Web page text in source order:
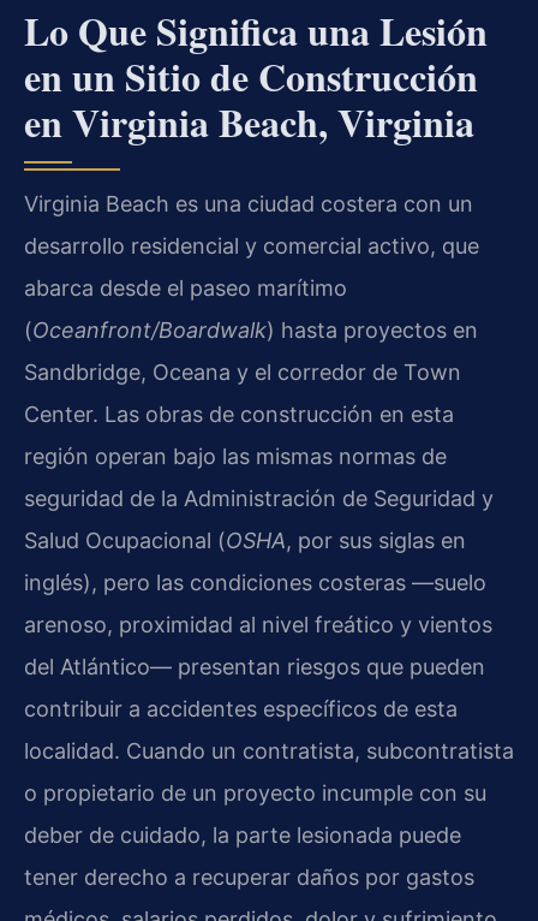
Lo Que Significa una Lesión
en un Sitio de Construcción
en Virginia Beach, Virginia
Virginia Beach es una ciudad costera con un
desarrollo residencial y comercial activo, que
abarca desde el paseo marítimo
(Oceanfront/Boardwalk) hasta proyectos en
Sandbridge, Oceana y el corredor de Town
Center. Las obras de construcción en esta
región operan bajo las mismas normas de
seguridad de la Administración de Seguridad y
Salud Ocupacional (OSHA, por sus siglas en
inglés), pero las condiciones costeras —suelo
arenoso, proximidad al nivel freático y vientos
del Atlántico— presentan riesgos que pueden
contribuir a accidentes específicos de esta
localidad. Cuando un contratista, subcontratista
o propietario de un proyecto incumple con su
deber de cuidado, la parte lesionada puede
tener derecho a recuperar daños por gastos